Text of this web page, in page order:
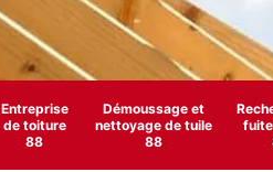
Entreprise
de toiture
88
Démoussage et
nettoyage de tuile
88